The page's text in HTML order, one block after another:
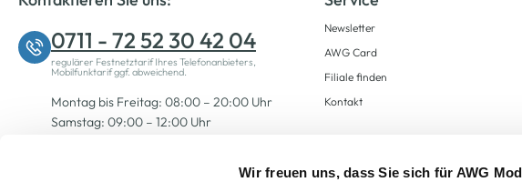
Wir freuen uns, dass Sie sich für AWG
0711 - 72 52 30 42 04
regulärer Festnetztarif Ihres Telefonanbieters,
Mobilfunktarif ggf. abweichend.
Montag bis Freitag: 08:00 – 20:00 Uhr
Samstag: 09:00 – 12:00 Uhr
Newsletter
AWG Card
Filiale finden
Kontakt